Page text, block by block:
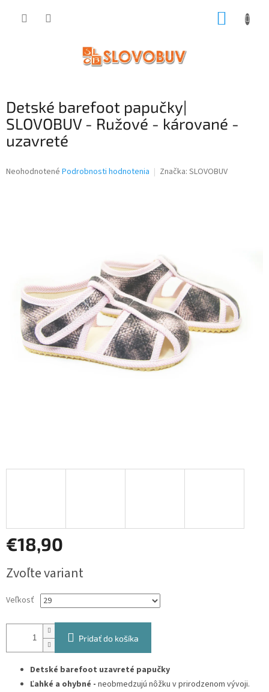
Detské barefoot papučky|
SLOVOBUV - Ružové - kárované -
uzavreté
Priemerné
Neohodnotené Podrobnosti hodnotenia Značka: SLOVOBUV
€18,90
cena:
Zvoľte variant
Veľkosť
Pridať do košíka
Detské barefoot uzavreté papučky
Ľahké a ohybné - neobmedzujú nôžku v prirodzenom vývoji.